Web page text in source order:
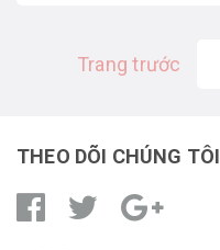
Trang trước
THEO DÕI CHÚNG TÔI